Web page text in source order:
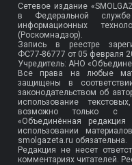
Сетевое издание
в Федеральной
информационных
(Роскомнадзор).
Запись в реестре
ФС77-86777 от 05 февраля
Учредитель: АНО
Все права на любые
защищены в
законодательством об
использование
возможно только с
«Объединённая
использовании
smolgazeta.ru обязательна.
Редакция не несет
комментариях читателей.